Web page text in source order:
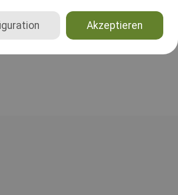
Akzeptieren
Thomas Schuler
Deutschland